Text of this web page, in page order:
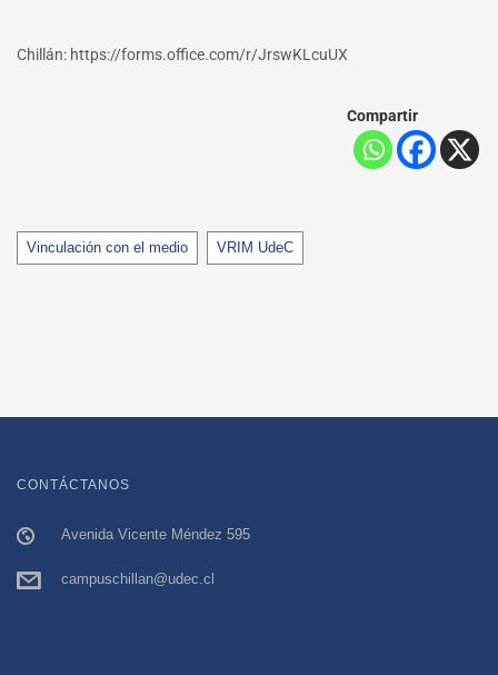
Chillán: https://forms.office.com/r/JrswKLcuUX
Compartir
Tags
Vinculación con el medio VRIM UdeC
CONTÁCTANOS
Avenida Vicente Méndez 595
campuschillan@udec.cl